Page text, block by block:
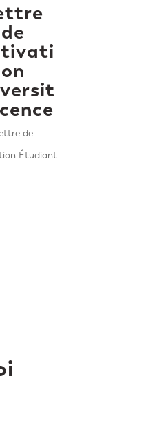
de
on
de
Étudiant